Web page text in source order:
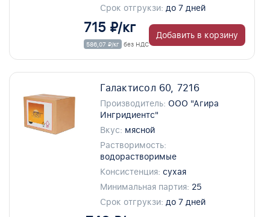
Срок отгрукзи: до 7 дней
715 ₽/кг
586,07 ₽/кг без НДС
Добавить в корзину
Галактисол 60, 7216
Производитель: ООО "Агира
Ингридиентс"
Вкус: мясной
Растворимость:
водорастворимые
Консистенция: сухая
Минимальная партия: 25
Срок отгрукзи: до 7 дней